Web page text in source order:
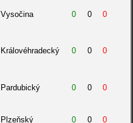
Vysočina 0 0 0
Královéhradecký 0 0 0
Pardubický 0 0 0
Plzeňský 0 0 0